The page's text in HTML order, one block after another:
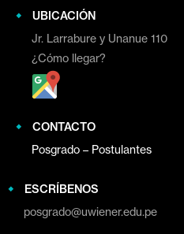
UBICACIÓN
Jr. Larrabure y Unanue 110
¿Cómo llegar?
CONTACTO
Posgrado – Postulantes
ESCRÍBENOS
posgrado@uwiener.edu.pe